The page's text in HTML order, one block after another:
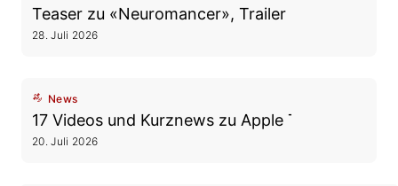
Teaser zu «Neuromancer», Trailer zu «Dark
28. Juli 2026
News
17 Videos und Kurznews zu Apple TV
20. Juli 2026